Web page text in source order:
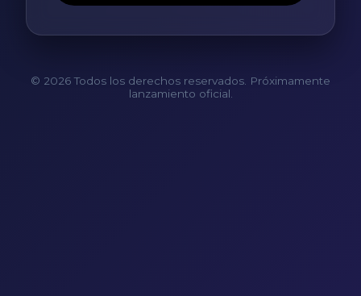
© 2026 Todos los derechos reservados. Próximamente
lanzamiento oficial.